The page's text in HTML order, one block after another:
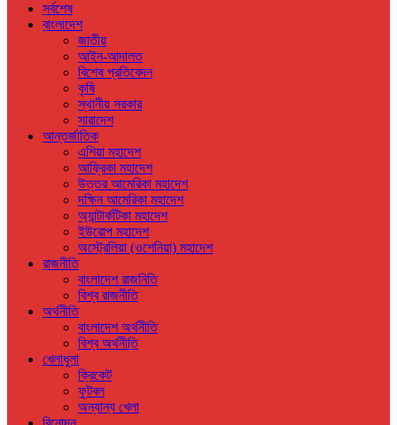
সর্বশেষ
বাংলাদেশ
জাতীয়
আইন-আদালত
বিশেষ প্রতিবেদন
কৃষি
স্থানীয় সরকার
সারাদেশ
আন্তর্জাতিক
এশিয়া মহাদেশ
আফ্রিকা মহাদেশ
উত্তর আমেরিকা মহাদেশ
দক্ষিন আমেরিকা মহাদেশ
অ্যান্টার্কটিকা মহাদেশ
ইউরোপ মহাদেশ
অস্ট্রেলিয়া (ওশেনিয়া) মহাদেশ
রাজনীতি
বাংলাদেশ রাজনিতি
বিশ্ব রাজনীতি
অর্থনীতি
বাংলাদেশ অর্থনীতি
বিশ্ব অর্থনীতি
খেলাধুলা
ক্রিকেট
ফুটবল
অন্যান্য খেলা